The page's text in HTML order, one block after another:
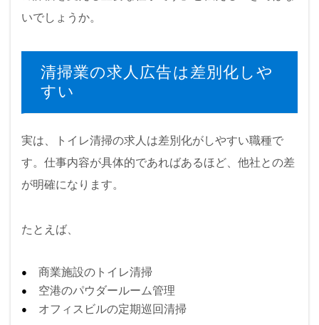
いでしょうか。
清掃業の求人広告は差別化しや
すい
実は、トイレ清掃の求人は差別化がしやすい職種で
す。仕事内容が具体的であればあるほど、他社との差
が明確になります。
たとえば、
商業施設のトイレ清掃
空港のパウダールーム管理
オフィスビルの定期巡回清掃